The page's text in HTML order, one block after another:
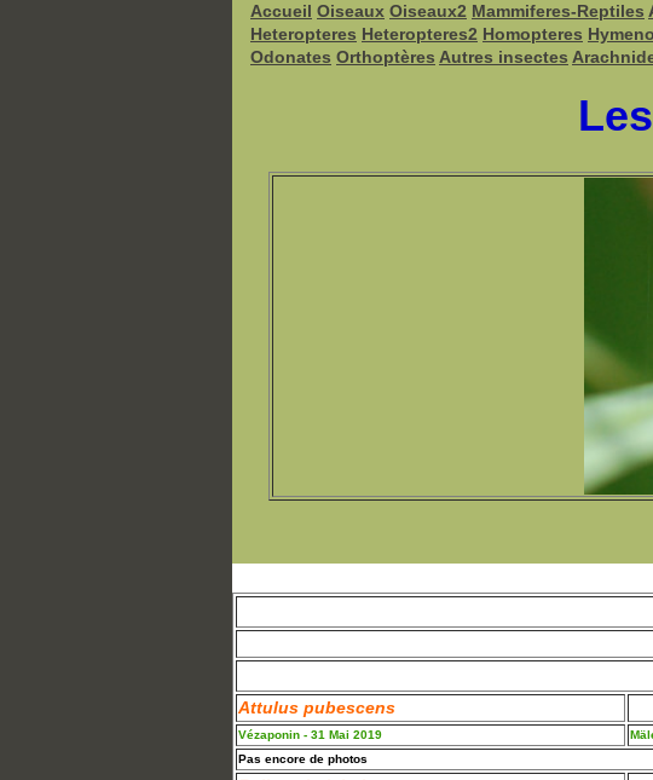
Accueil Oiseaux Oiseaux2 Mammiferes-Reptiles
Heteropteres Heteropteres2 Homopteres
Odonates Orthoptères Autres insectes
Attulus pubescens
Vézaponin - 31 Mai 2019
Pas encore de photos